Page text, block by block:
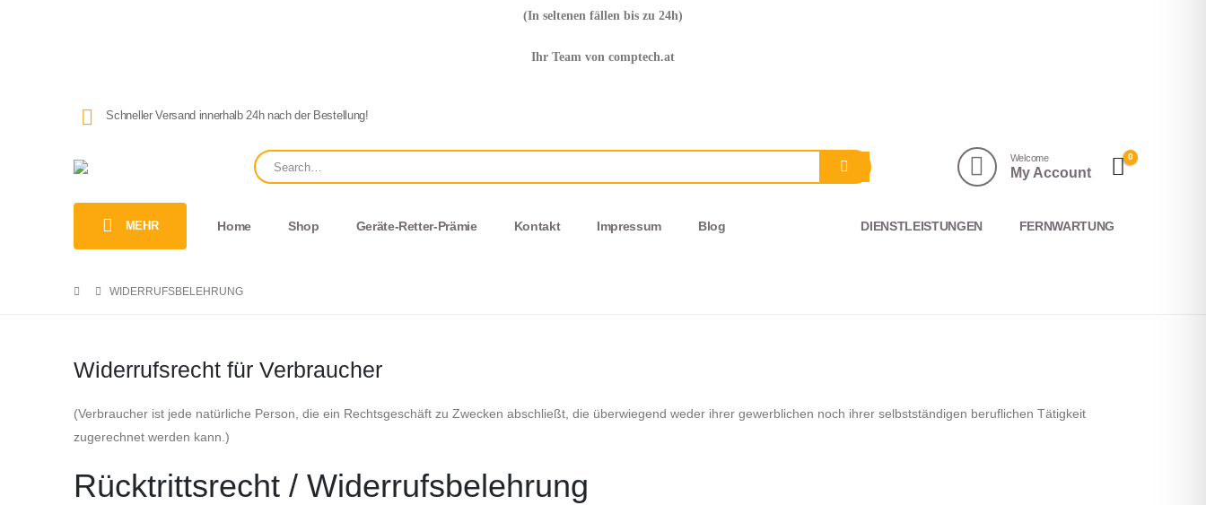
(In seltenen fällen bis zu 24h)
Ihr Team von comptech.at
Schneller Versand innerhalb 24h nach der Bestellung!
Welcome
My Account
0
MEHR Home Shop Geräte-Retter-Prämie Kontakt Impressum Blog DIENSTLEISTUNGEN FERNWARTUNG
WIDERRUFSBELEHRUNG
Widerrufsrecht für Verbraucher
(Verbraucher ist jede natürliche Person, die ein Rechtsgeschäft zu Zwecken abschließt, die überwiegend weder ihrer gewerblichen noch ihrer selbstständigen beruflichen Tätigkeit
zugerechnet werden kann.)
Rücktrittsrecht / Widerrufsbelehrung